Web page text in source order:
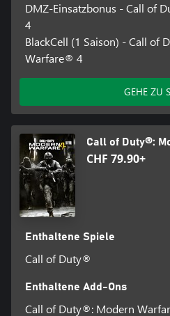
DMZ-Einsatzbonus - Call of
4
BlackCell (1 Saison) - Call of
Warfare® 4
GEHE ZU
Call of Duty®:
CHF 79.90+
Enthaltene Spiele
Call of Duty®
Enthaltene Add-Ons
Call of Duty®: Modern